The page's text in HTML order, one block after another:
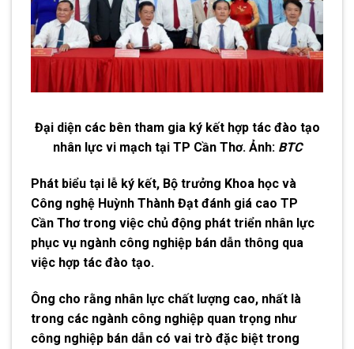
Đại diện các bên tham gia ký kết hợp tác đào tạo
nhân lực vi mạch tại TP Cần Thơ. Ảnh: BTC
Phát biểu tại lễ ký kết, Bộ trưởng Khoa học và
Công nghệ Huỳnh Thành Đạt đánh giá cao TP
Cần Thơ trong việc chủ động phát triển nhân lực
phục vụ ngành công nghiệp bán dẫn thông qua
việc hợp tác đào tạo.
Ông cho rằng nhân lực chất lượng cao, nhất là
trong các ngành công nghiệp quan trọng như
công nghiệp bán dẫn có vai trò đặc biệt trong